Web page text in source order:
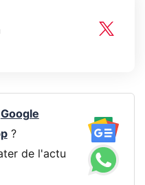
Google
?
de l'actu